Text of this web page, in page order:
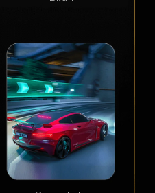
| Höchste Auflösung |